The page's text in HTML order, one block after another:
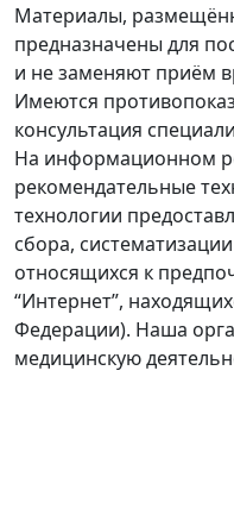
Материалы,
предназначены для
и не заменяют приём
Имеются
консультация
На информационном
рекомендательные
технологии
сбора,
относящихся к
“Интернет”,
Федерации). Наша
медицинскую